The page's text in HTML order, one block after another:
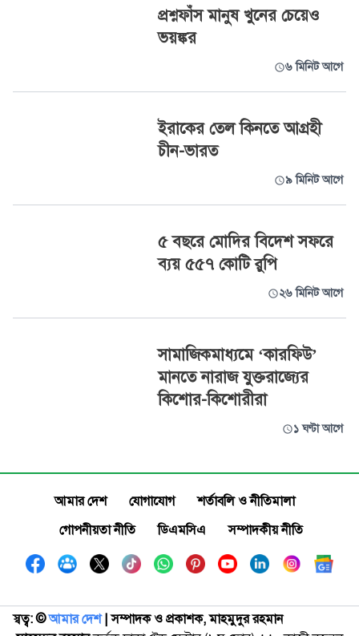
প্রশ্নফাঁস মানুষ খুনের চেয়েও
ভয়ঙ্কর
৬ মিনিট আগে
ইরাকের তেল কিনতে আগ্রহী
চীন-ভারত
৯ মিনিট আগে
৫ বছরে মোদির বিদেশ সফরে
ব্যয় ৫৫৭ কোটি রুপি
২৬ মিনিট আগে
সামাজিকমাধ্যমে ‘কারফিউ’
মানতে নারাজ যুক্তরাজ্যের
কিশোর-কিশোরীরা
১ ঘণ্টা আগে
আমার দেশ যোগাযোগ
শর্তাবলি ও নীতিমালা
গোপনীয়তা নীতি
ডিএমসিএ সম্পাদকীয় নীতি
স্বত্ব: ©️আমার দেশ| সম্পাদক ও প্রকাশক, মাহমুদুর রহমান